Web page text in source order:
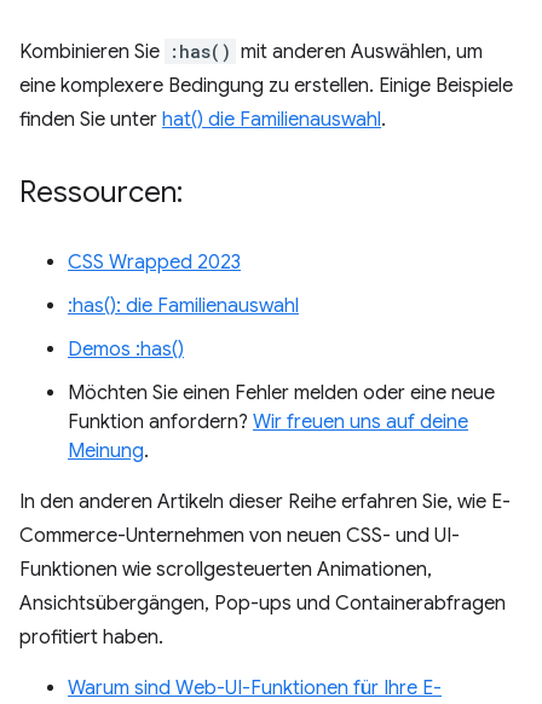
Kombinieren Sie :has() mit anderen Auswählen, um
eine komplexere Bedingung zu erstellen. Einige Beispiele
finden Sie unter hat() die Familienauswahl.
Ressourcen:
CSS Wrapped 2023
:has(): die Familienauswahl
Demos :has()
Möchten Sie einen Fehler melden oder eine neue
Funktion anfordern? Wir freuen uns auf deine
Meinung.
In den anderen Artikeln dieser Reihe erfahren Sie, wie E-
Commerce-Unternehmen von neuen CSS- und UI-
Funktionen wie scrollgesteuerten Animationen,
Ansichtsübergängen, Pop-ups und Containerabfragen
profitiert haben.
Warum sind Web-UI-Funktionen für Ihre E-